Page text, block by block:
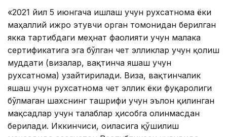
«2021 йил 5 июнгача ишлаш учун рухсатнома ёки
маҳаллий ижро этувчи орган томонидан берилган
якка тартибдаги меҳнат фаолияти учун малака
сертификатига эга бўлган чет элликлар учун қолиш
муддати (визалар, вақтинча яшаш учун
рухсатнома) узайтирилади. Виза, вақтинчалик
яшаш учун рухсатнома чет эллик ёки фуқаролиги
бўлмаган шахснинг ташрифи учун эълон қилинган
мақсадлар учун талаблар ҳисобга олинмасдан
берилади. Иккинчиси, оиласига қўшилиш